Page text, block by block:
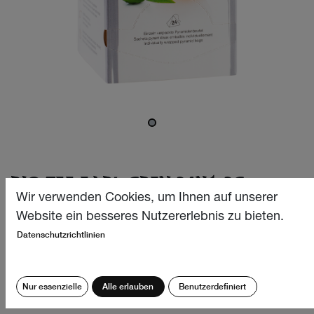
BIO TEE EARL GREY 24X1.3G
Klassisch – edel und zeitlos. Unser Earl Grey ist ein
Schwarztee aus China, Assam und Darjeeling in Indien.
CHF12.40
Wir verwenden Cookies, um Ihnen auf unserer
Website ein besseres Nutzererlebnis zu bieten.
Datenschutzrichtlinien
Nur essenzielle Alle erlauben Benutzerdefiniert